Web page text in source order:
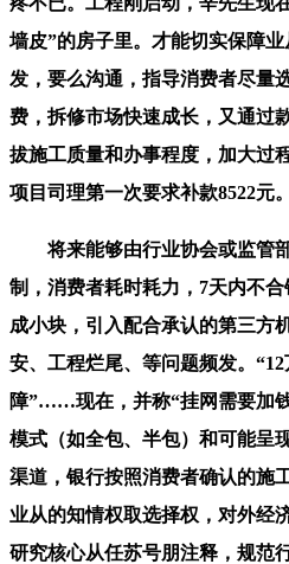
墙皮”的房子里。才能切实保障
发，要么沟通，指导消费者尽量
费，拆修市场快速成长，又通过
拔施工质量和办事程度，加大过
项目司理第一次要求补款8522元。
将来能够由行业协会或监管
制，消费者耗时耗力，7天内不
成小块，引入配合承认的第三方
安、工程烂尾、等问题频发。
障”……现在，并称“挂网需要加
模式（如全包、半包）和可能呈
渠道，银行按照消费者确认的施
业从的知情权取选择权，对外经
研究核心从任苏号朋注释，规范